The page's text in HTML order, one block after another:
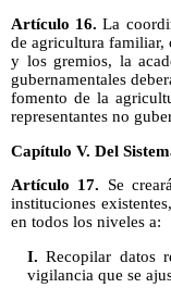
Artículo 16. La
de agricultura familiar,
y los gremios, la
gubernamentales
fomento de la
representantes no
Capítulo V. Del
Artículo 17. Se
instituciones
en todos los niveles a:
I. Recopilar datos
vigilancia que se